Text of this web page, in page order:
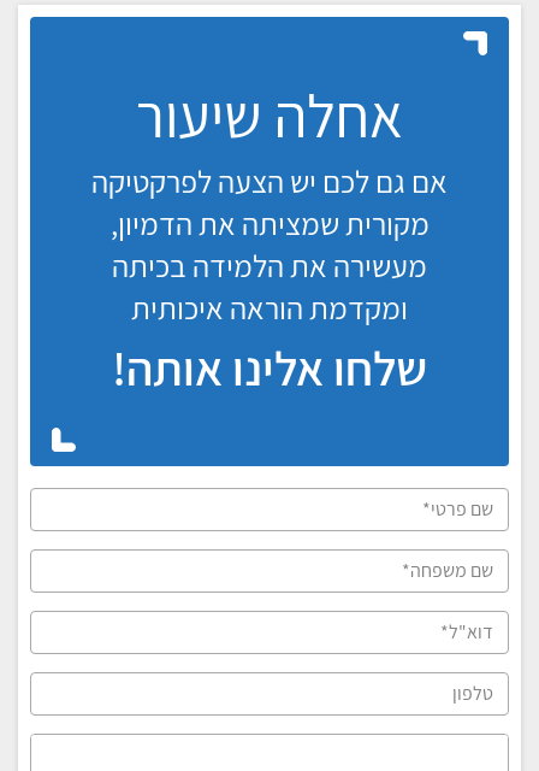
אחלה שיעור
אם גם לכם יש הצעה לפרקטיקה
מקורית שמציתה את הדמיון,
מעשירה את הלמידה בכיתה
ומקדמת הוראה איכותית
שלחו אלינו אותה!